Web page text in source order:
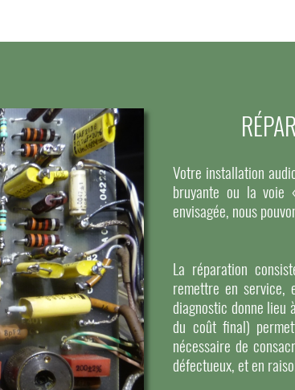
Votre installation
bruyante ou la voie
envisagée, nous
La réparation
remettre en service,
diagnostic donne lieu
du coût final)
nécessaire de
défectueux, et en